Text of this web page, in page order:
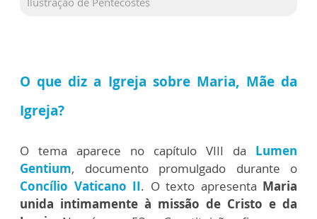
O que diz a Igreja sobre Maria, Mãe da
Igreja?
O tema aparece no capítulo VIII da Lumen
Gentium, documento promulgado durante o
Concílio Vaticano II. O texto apresenta Maria
unida intimamente à missão de Cristo e da